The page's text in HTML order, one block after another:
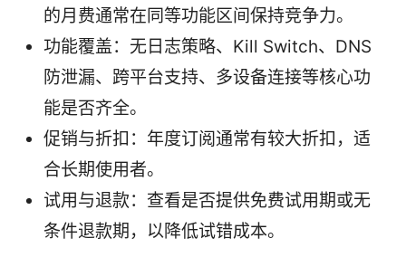
的月费通常在同等功能区间保持竞争力。
功能覆盖：无日志策略、Kill Switch、DNS
防泄漏、跨平台支持、多设备连接等核心功
能是否齐全。
促销与折扣：年度订阅通常有较大折扣，适
合长期使用者。
试用与退款：查看是否提供免费试用期或无
条件退款期，以降低试错成本。